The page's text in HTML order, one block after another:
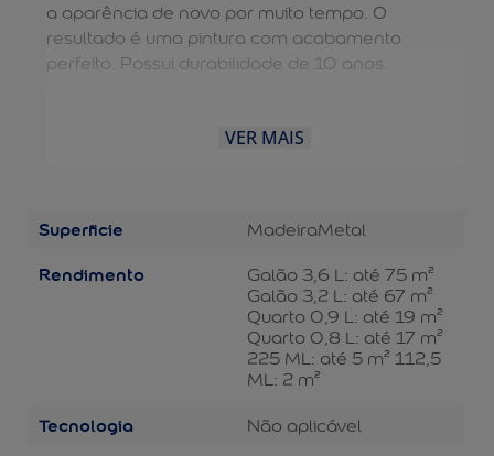
a aparência de novo por muito tempo. O
resultado é uma pintura com acabamento
perfeito. Possui durabilidade de 10 anos.
VER MAIS
Superficie MadeiraMetal
Rendimento
Galão 3,6 L: até 75 m²
Galão 3,2 L: até 67 m²
Quarto 0,9 L: até 19 m²
Quarto 0,8 L: até 17 m²
225 ML: até 5 m² 112,5
ML: 2 m²
Tecnologia Não aplicável